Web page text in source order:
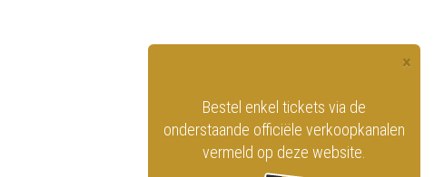
×
Bestel enkel tickets via de
onderstaande officiële verkoopkanalen
vermeld op deze website.